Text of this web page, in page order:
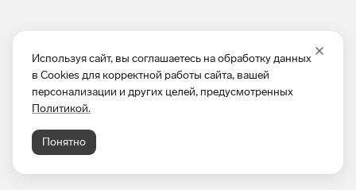
Используя сайт, вы соглашаетесь на обработку данных
в Cookies для корректной работы сайта, вашей
персонализации и других целей, предусмотренных
Политикой.
Понятно